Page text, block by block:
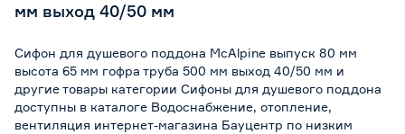
мм выход 40/50 мм
Сифон для душевого поддона MсAlрinе выпуск 80 мм
высота 65 мм гофра труба 500 мм выход 40/50 мм и
другие товары категории Сифоны для душевого поддона
доступны в каталоге Водоснабжение, отопление,
вентиляция интернет-магазина Бауцентр по низким